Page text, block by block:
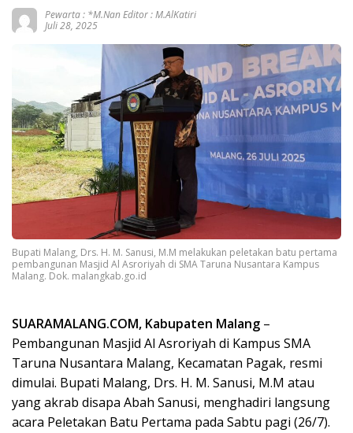
Pewarta : *M.Nan Editor : M.AlKatiri
Juli 28, 2025
Bupati Malang, Drs. H. M. Sanusi, M.M melakukan peletakan batu pertama
pembangunan Masjid Al Asroriyah di SMA Taruna Nusantara Kampus
Malang. Dok. malangkab.go.id
SUARAMALANG.COM, Kabupaten Malang –
Pembangunan Masjid Al Asroriyah di Kampus SMA
Taruna Nusantara Malang, Kecamatan Pagak, resmi
dimulai. Bupati Malang, Drs. H. M. Sanusi, M.M atau
yang akrab disapa Abah Sanusi, menghadiri langsung
acara Peletakan Batu Pertama pada Sabtu pagi (26/7).